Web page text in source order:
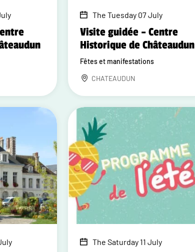
The Tuesday 07 July
Visite guidée – Centre
Historique de Châteaudun
Fêtes et manifestations
CHATEAUDUN
The Saturday 11 July